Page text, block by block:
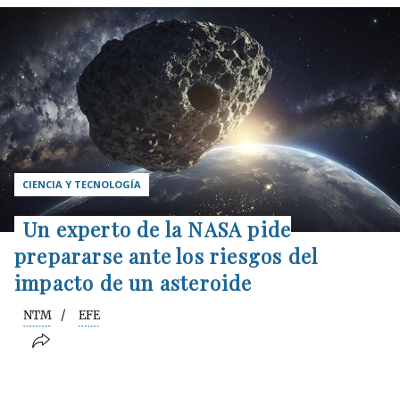
CIENCIA Y TECNOLOGÍA
Un experto de la NASA pide
prepararse ante los riesgos del
impacto de un asteroide
NTM EFE